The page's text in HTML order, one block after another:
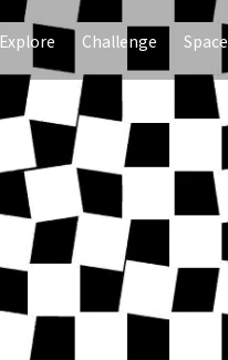
Explore Challenge Space